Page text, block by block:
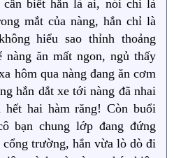
cần biết hắn là ai, nói chi là
mắt của nàng, hắn chỉ là
hiểu sao thỉnh thoảng
ăn mất ngon, ngủ thấy
hôm qua nàng đang ăn cơm
hắn dắt xe tới nàng đã nhai
hết hai hàm răng! Còn buổi
bạn chung lớp đang đứng
trường, hắn vừa lò dò đi